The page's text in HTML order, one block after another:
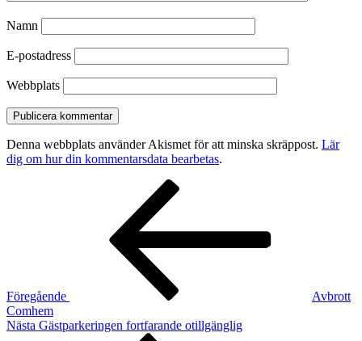
Namn
E-postadress
Webbplats
Denna webbplats använder Akismet för att minska skräppost. Lär
dig om hur din kommentarsdata bearbetas.
Inläggsnavigering
Föregående
Avbrott
Comhem
Nästa
Nästa Gästparkeringen fortfarande otillgänglig